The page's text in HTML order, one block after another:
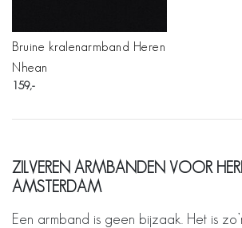
Bruine kralenarmband Heren
Nhean
159
ZILVEREN ARMBANDEN VOOR
AMSTERDAM
Een armband is geen bijzaak. Het is